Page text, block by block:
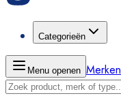
Categorieën
Menu openen Merken